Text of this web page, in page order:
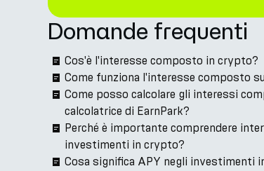
Domande frequenti
Cos'è l'interesse composto in crypto?
Come funziona l'interesse composto
Come posso calcolare gli interessi
calcolatrice di EarnPark?
Perché è importante comprendere
investimenti in crypto?
Cosa significa APY negli investimenti